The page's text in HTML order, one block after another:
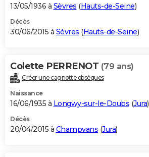
13/05/1936 à Sèvres (Hauts-de-Seine)
Décès
30/06/2015 à Sèvres (Hauts-de-Seine)
Colette PERRENOT (79 ans)
Créer une cagnotte obsèques
Naissance
16/06/1935 à Longwy-sur-le-Doubs (Jura)
Décès
20/04/2015 à Champvans (Jura)